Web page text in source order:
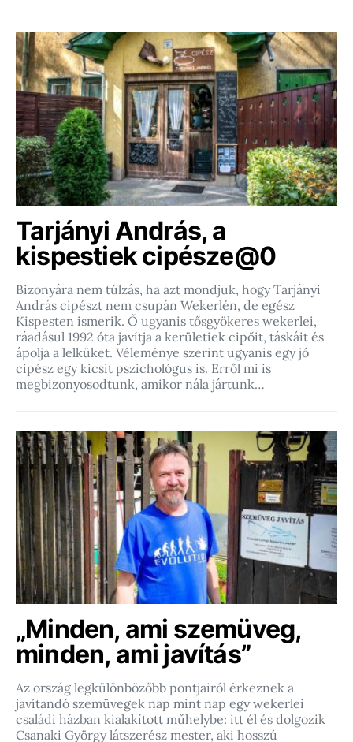
Tarjányi András, a
kispestiek cipésze@0
Bizonyára nem túlzás, ha azt mondjuk, hogy Tarjányi
András cipészt nem csupán Wekerlén, de egész
Kispesten ismerik. Ő ugyanis tősgyökeres wekerlei,
ráadásul 1992 óta javítja a kerületiek cipőit, táskáit és
ápolja a lelküket. Véleménye szerint ugyanis egy jó
cipész egy kicsit pszichológus is. Erről mi is
megbizonyosodtunk, amikor nála jártunk…
„Minden, ami szemüveg,
minden, ami javítás”
Az ország legkülönbözőbb pontjairól érkeznek a
javítandó szemüvegek nap mint nap egy wekerlei
családi házban kialakított műhelybe: itt él és dolgozik
Csanaki György látszerész mester, aki hosszú